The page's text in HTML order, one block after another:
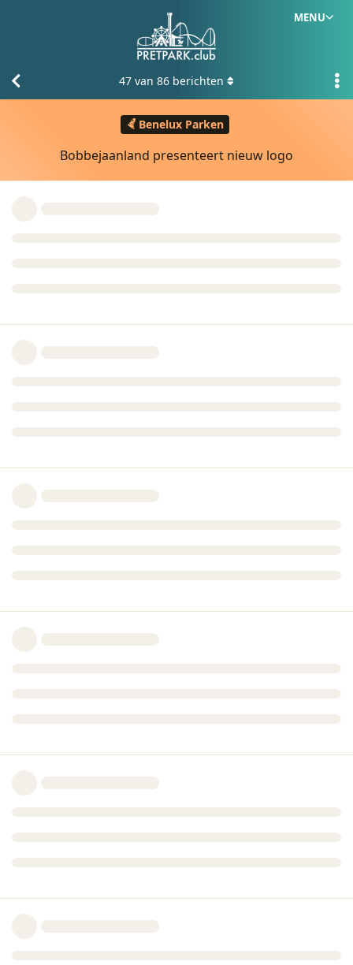
MENU
Benelux Parken
Bobbejaanland presenteert nieuw logo
47 van 86 berichten